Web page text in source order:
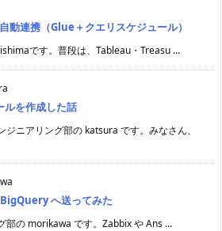
動連携（Glue＋クエリスケジュール）
です。普段は、Tableau・Treasu ...
を作成した話
ニアリング部の katsura です。みなさん、
へ送ってみた
部の morikawa です。Zabbix や Ans ...